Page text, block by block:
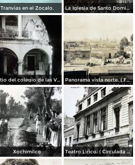
Tranvias en el Zocalo. La Iglesia de Santo Domingo.
Patio del colegio de las Vizcainas por el fotografo Hugo Brehme. Panorama vista norte. ( Fechada el 20 de Junio de 1905 ).
Xochimilco Teatro Lirico. ( Circulada el 1 de Agosto de 1926 ).